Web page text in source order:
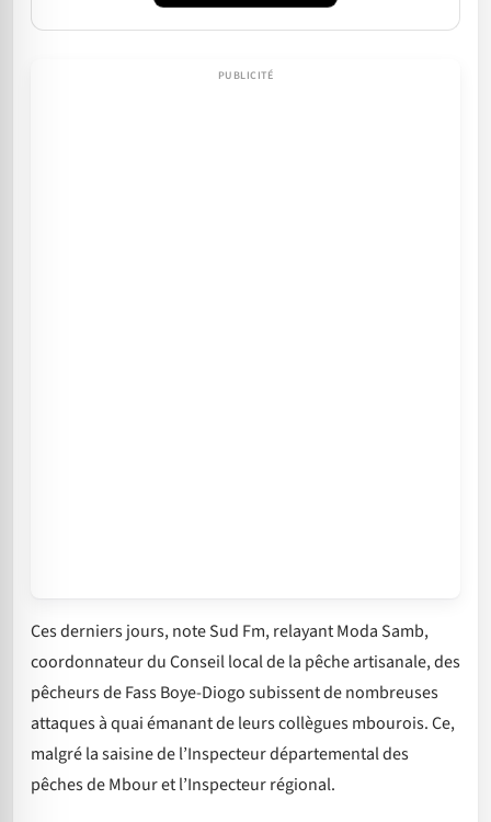
Ces derniers jours, note Sud Fm, relayant Moda Samb,
coordonnateur du Conseil local de la pêche artisanale, des
pêcheurs de Fass Boye-Diogo subissent de nombreuses
attaques à quai émanant de leurs collègues mbourois. Ce,
malgré la saisine de l’Inspecteur départemental des
pêches de Mbour et l’Inspecteur régional.